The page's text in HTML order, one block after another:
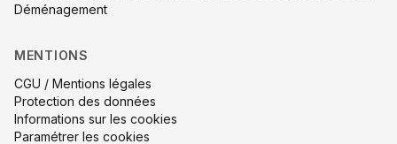
Déménagement
MENTIONS
CGU / Mentions légales
Protection des données
Informations sur les cookies
Paramétrer les cookies